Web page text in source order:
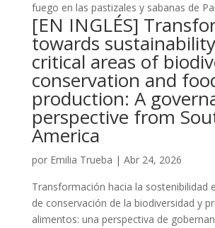
fuego en las pastizales y sabanas de
[EN INGLÉS]
towards
critical areas of
conservation and
production: A
perspective from
America
por Emilia Trueba | Abr 24, 2026
Transformación hacia la sostenibilidad
de conservación de la biodiversidad y
alimentos: una perspectiva de